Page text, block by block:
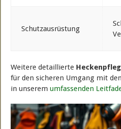
Schutzausrüstung
Weitere detaillierte
für den sicheren Umgang mit
in unseremumfassenden